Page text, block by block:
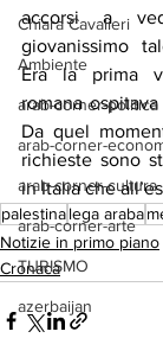
Chiara Cavalieri
Ambiente
arab-corner-politica
arab-corner-
arab-corner-cultura
arab-corner-arte
TURISMO
azerbaijan
accorsi a
giovanissimo
Era la prima
romana
Da quel
richieste sono
in Italia che
palestinalega araba
Notizie in primo piano
Cronaca